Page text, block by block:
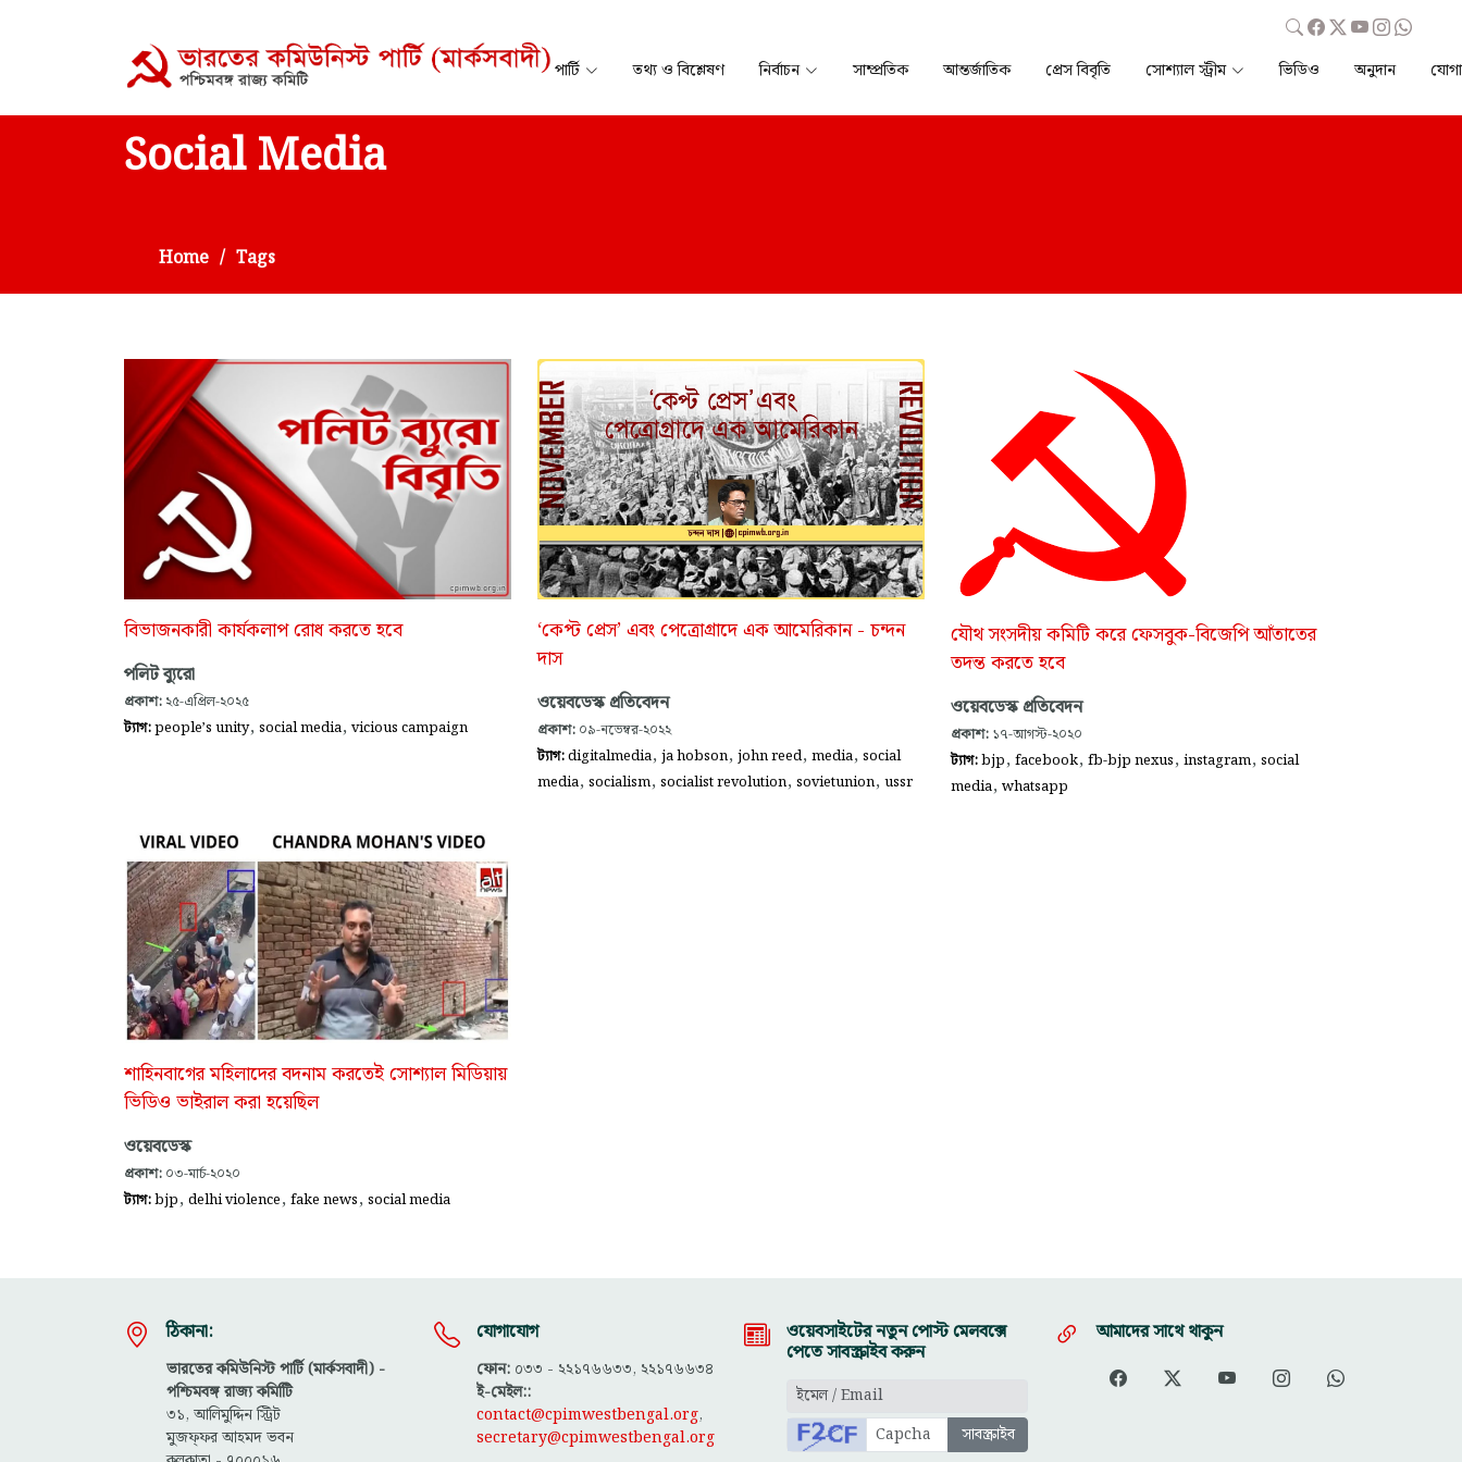
পার্টি তথ্য ও বিশ্লেষণ নির্বাচন সাম্প্রতিক আন্তর্জাতিক প্রেস বিবৃতি সোশ্যাল স্ট্রীম ভিডিও অনুদান
Social Media
Home Tags
বিভাজনকারী কার্যকলাপ রোধ করতে হবে
পলিট ব্যুরো
প্রকাশ: ২৫-এপ্রিল-২০২৫
ট্যাগ:people’s unity, social media, vicious campaign
‘কেপ্ট প্রেস’ এবং পেত্রোগ্রাদে এক আমেরিকান - চন্দন
দাস
ওয়েবডেস্ক প্রতিবেদন
প্রকাশ: ০৯-নভেম্বর-২০২২
ট্যাগ:digitalmedia, ja hobson, john reed, media, social
media, socialism, socialist revolution, sovietunion, ussr
যৌথ সংসদীয় কমিটি করে ফেসবুক-বিজেপি আঁতাতের
তদন্ত করতে হবে
ওয়েবডেস্ক প্রতিবেদন
প্রকাশ: ১৭-আগস্ট-২০২০
ট্যাগ:bjp, facebook, fb-bjp nexus, instagram, social
media, whatsapp
শাহিনবাগের মহিলাদের বদনাম করতেই সোশ্যাল মিডিয়ায়
ভিডিও ভাইরাল করা হয়েছিল
ওয়েবডেস্ক
প্রকাশ: ০৩-মার্চ-২০২০
ট্যাগ:bjp, delhi violence, fake news, social media
ঠিকানা:
ভারতের কমিউনিস্ট পার্টি (মার্কসবাদী) -
পশ্চিমবঙ্গ রাজ্য কমিটিি
৩১, আলিমুদ্দিন স্ট্রিট
মুজফ্ফ‌র আহমদ ভবন
যোগাযোগ
ফোন: ০৩৩ - ২২১৭৬৬৩৩, ২২১৭৬৬৩৪
ই-মেইল::
contact@cpimwestbengal.org,
secretary@cpimwestbengal.org
ওয়েবসাইটের নতুন পোস্ট মেলবক্সে
পেতে সাবস্ক্রাইব করুন
আমাদের সাথে থাকুন